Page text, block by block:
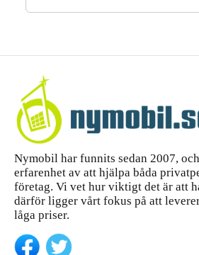
Nymobil har funnits sedan 2007,
erfarenhet av att hjälpa båda
företag. Vi vet hur viktigt det är att
därför ligger vårt fokus på att
låga priser.